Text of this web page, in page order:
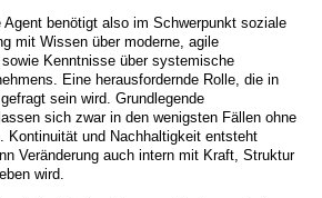
Agent benötigt also im Schwerpunkt soziale
mit Wissen über moderne, agile
Kenntnisse über systemische
Eine herausfordernde Rolle, die in
sein wird. Grundlegende
sich zwar in den wenigsten Fällen ohne
Kontinuität und Nachhaltigkeit entsteht
Veränderung auch intern mit Kraft, Struktur
wird.